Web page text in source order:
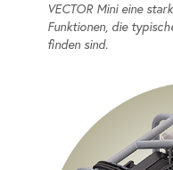
VECTOR Mini eine
Funktionen, die
finden sind.